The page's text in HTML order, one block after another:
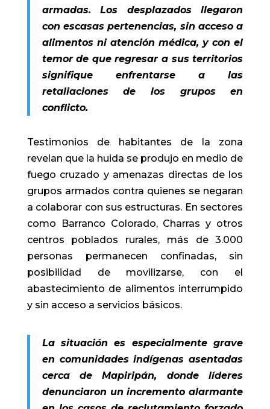
armadas. Los desplazados llegaron
con escasas pertenencias, sin acceso a
alimentos ni atención médica, y con el
temor de que regresar a sus territorios
signifique enfrentarse a las
retaliaciones de los grupos en
conflicto.
Testimonios de habitantes de la zona
revelan que la huida se produjo en medio de
fuego cruzado y amenazas directas de los
grupos armados contra quienes se negaran
a colaborar con sus estructuras. En sectores
como Barranco Colorado, Charras y otros
centros poblados rurales, más de 3.000
personas permanecen confinadas, sin
posibilidad de movilizarse, con el
abastecimiento de alimentos interrumpido
y sin acceso a servicios básicos.
La situación es especialmente grave
en comunidades indígenas asentadas
cerca de Mapiripán, donde líderes
denunciaron un incremento alarmante